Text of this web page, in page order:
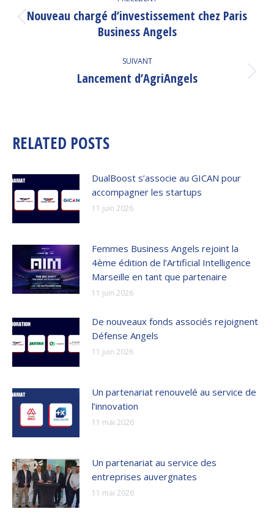
ARTICLE
Article
précédent
Nouveau chargé d’investissement chez Paris
Business Angels
SUIVANT
Article
Lancement d’AgriAngels
RELATED POSTS
DualBoost s’associe au GICAN pour
accompagner les startups
11 juin 2026
Femmes Business Angels rejoint la
4ème édition de l’Artificial Intelligence
Marseille en tant que partenaire
11 juin 2026
De nouveaux fonds associés rejoignent
Défense Angels
11 juin 2026
Un partenariat renouvelé au service de
l’innovation
11 mai 2026
Un partenariat au service des
entreprises auvergnates
11 mai 2026